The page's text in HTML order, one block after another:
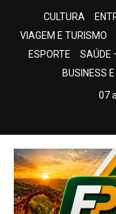
CULTURA
VIAGEM E TURISMO
ESPORTE
SAÚDE
BUSINESS
07